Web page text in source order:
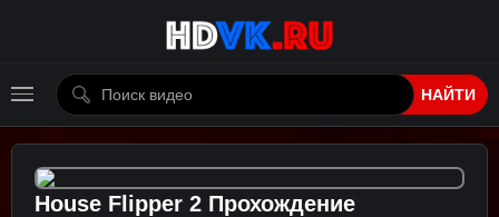
НАЙТИ
House Flipper 2 Прохождение